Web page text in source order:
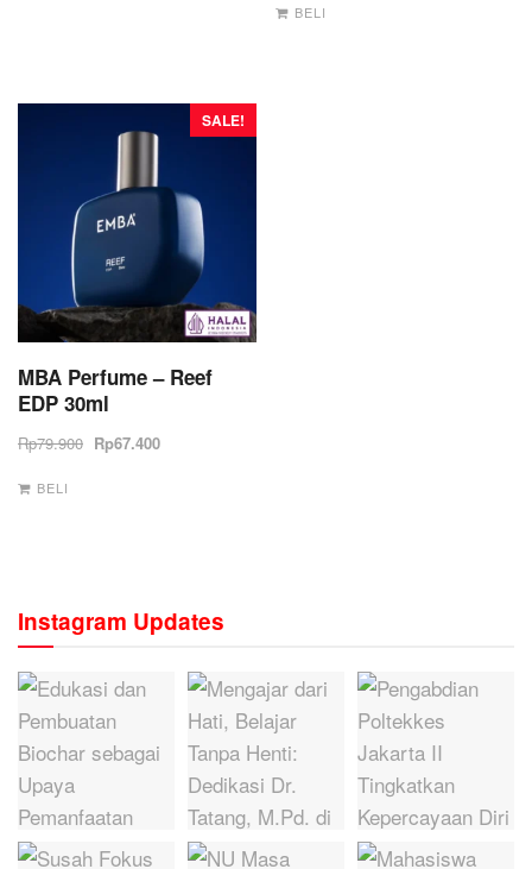
BELI
SALE!
MBA Perfume – Reef
EDP 30ml
Rp79.900 Rp67.400
BELI
Instagram Updates